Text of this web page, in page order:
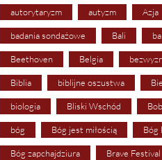
autorytaryzm autyzm Azja
badania sondażowe Bali
Beethoven Belgia
Biblia biblijne oszustwa
biologia Bliski Wschód
bóg Bóg jest miłością Bóg
Bóg zapchajdziura Brave Festival